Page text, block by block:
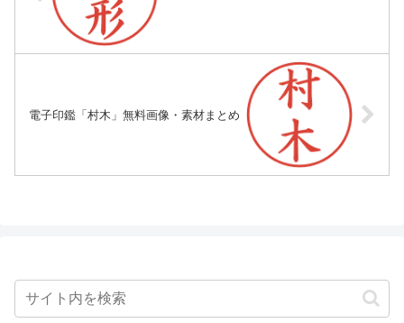
電子印鑑「村木」無料画像・素材まとめ